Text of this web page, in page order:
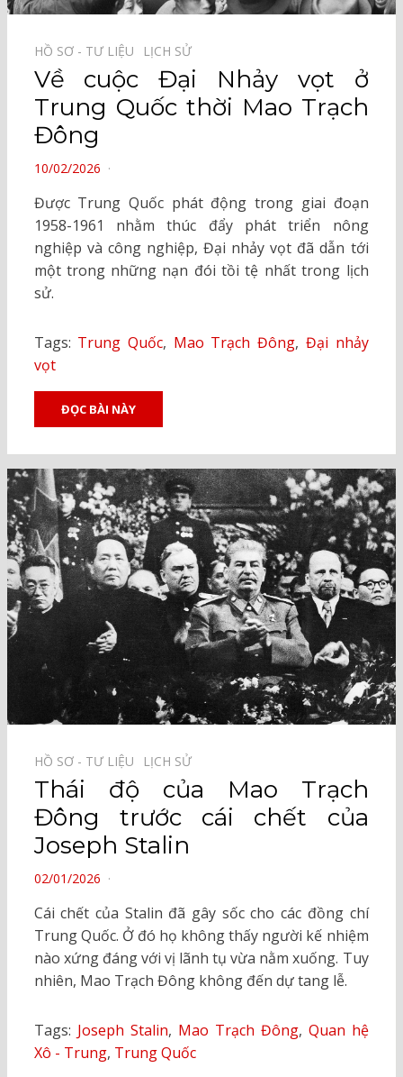
HỒ SƠ - TƯ LIỆU⠀ LỊCH SỬ⠀
Về cuộc Đại Nhảy vọt ở
Trung Quốc thời Mao Trạch
Đông
POSTED
10/02/2026
Được Trung Quốc phát động trong giai đoạn
1958-1961 nhằm thúc đẩy phát triển nông
nghiệp và công nghiệp, Đại nhảy vọt đã dẫn tới
một trong những nạn đói tồi tệ nhất trong lịch
sử.
Tags: Trung Quốc, Mao Trạch Đông, Đại nhảy
vọt
ĐỌC BÀI NÀY
HỒ SƠ - TƯ LIỆU⠀ LỊCH SỬ⠀
Thái độ của Mao Trạch
Đông trước cái chết của
Joseph Stalin
POSTED
02/01/2026
Cái chết của Stalin đã gây sốc cho các đồng chí
Trung Quốc. Ở đó họ không thấy người kế nhiệm
nào xứng đáng với vị lãnh tụ vừa nằm xuống. Tuy
nhiên, Mao Trạch Đông không đến dự tang lễ.
Tags: Joseph Stalin, Mao Trạch Đông, Quan hệ
Xô - Trung, Trung Quốc